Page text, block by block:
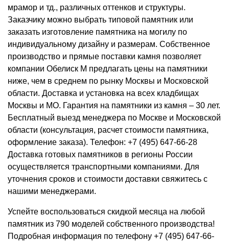
мрамор и тд., различных оттенков и структуры.
Заказчику можно выбрать типовой памятник или
заказать изготовление памятника на могилу по
индивидуальному дизайну и размерам. Собственное
производство и прямые поставки камня позволяет
компании Обелиск М предлагать цены на памятники
ниже, чем в среднем по рынку Москвы и Московской
области. Доставка и установка на всех кладбищах
Москвы и МО. Гарантия на памятники из камня – 30 лет.
Бесплатный выезд менеджера по Москве и Московской
области (консультация, расчет стоимости памятника,
оформление заказа). Телефон: +7 (495) 647-66-28
Доставка готовых памятников в регионы России
осуществляется транспортными компаниями. Для
уточнения сроков и стоимости доставки свяжитесь с
нашими менеджерами.
Успейте воспользоваться скидкой месяца на любой
памятник из 790 моделей собственного производства!
Подробная информация по телефону +7 (495) 647-66-